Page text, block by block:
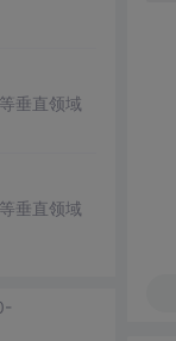
垂直领域
垂直领域